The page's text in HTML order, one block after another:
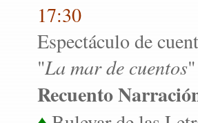
17:30
Espectáculo de
"La mar de cuentos"
Recuento